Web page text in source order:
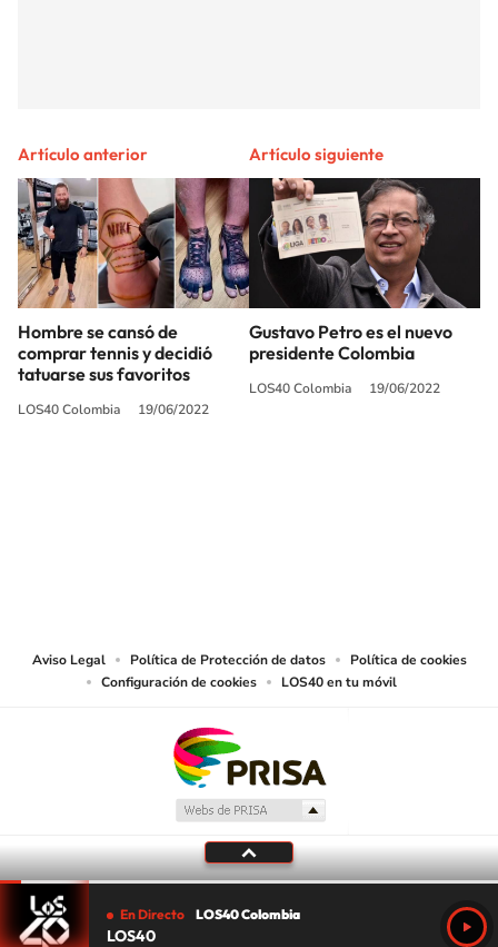
Artículo anterior
Hombre se cansó de
comprar tennis y decidió
tatuarse sus favoritos
LOS40 Colombia 19/06/2022
Artículo siguiente
Gustavo Petro es el nuevo
presidente Colombia
LOS40 Colombia 19/06/2022
Aviso Legal Política de Protección de datos
Política de cookies
Configuración de cookies
LOS40 en tu móvil
En Directo LOS40 Colombia
LOS40